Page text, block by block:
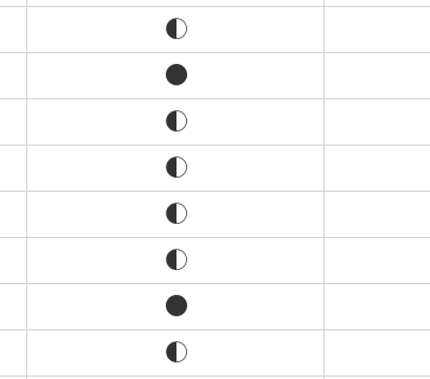
◐
●
◐
◐
◐
◐
●
◐